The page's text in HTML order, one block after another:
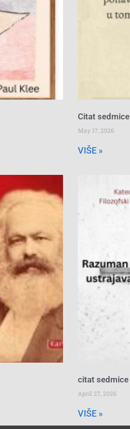
Citat sedmice
May 17, 2026
VIŠE »
citat sedmice
April 27, 2026
VIŠE »